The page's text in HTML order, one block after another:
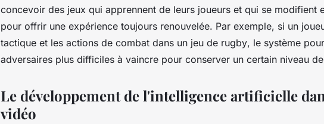
concevoir des jeux qui apprennent de leurs joueurs et qui se modifient
pour offrir une expérience toujours renouvelée. Par exemple, si un
tactique et les actions de combat dans un jeu de rugby, le système
adversaires plus difficiles à vaincre pour conserver un certain niveau
Le développement de l'intelligence artificielle
vidéo